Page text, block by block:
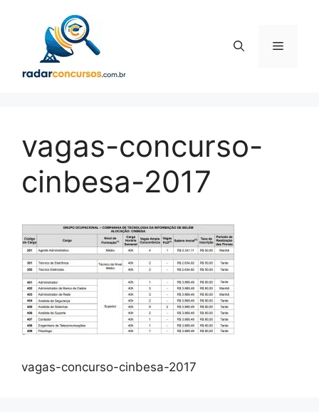
conteúdo
Menu
vagas-concurso-
cinbesa-2017
vagas-concurso-cinbesa-2017